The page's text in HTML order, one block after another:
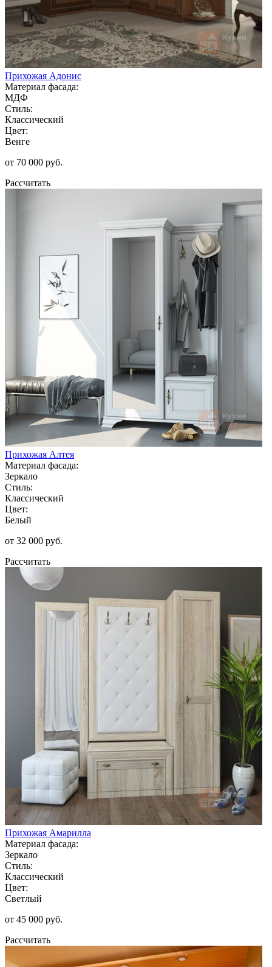
Прихожая Адонис
Материал фасада:
МДФ
Стиль:
Классический
Цвет:
Венге
от 70 000 руб.
Рассчитать
Прихожая Алтея
Материал фасада:
Зеркало
Стиль:
Классический
Цвет:
Белый
от 32 000 руб.
Рассчитать
Прихожая Амарилла
Материал фасада:
Зеркало
Стиль:
Классический
Цвет:
Светлый
от 45 000 руб.
Рассчитать